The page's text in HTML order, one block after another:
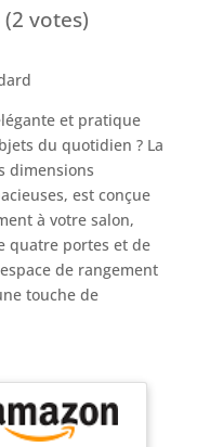
votes)
et pratique
du quotidien ? La
dimensions
est conçue
à votre salon,
quatre portes et de
de rangement
touche de